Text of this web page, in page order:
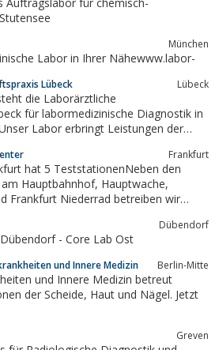
München
Labor in Ihrer Nähewww.labor-
Lübeck Lübeck
die Laborärztliche
für labormedizinische Diagnostik in
Labor erbringt Leistungen der
Frankfurt
hat 5 TeststationenNeben den
Hauptwache,
Frankfurt Niederrad betreiben wir
Tests sowie weitere Corona Tests
an:• PCR-Test...
Dübendorf
- Core Lab Ost
und Innere Medizin Berlin-Mitte
und Innere Medizin betreut
Haut und Nägel. Jetzt
Greven